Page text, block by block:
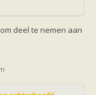
om deel te nemen aan